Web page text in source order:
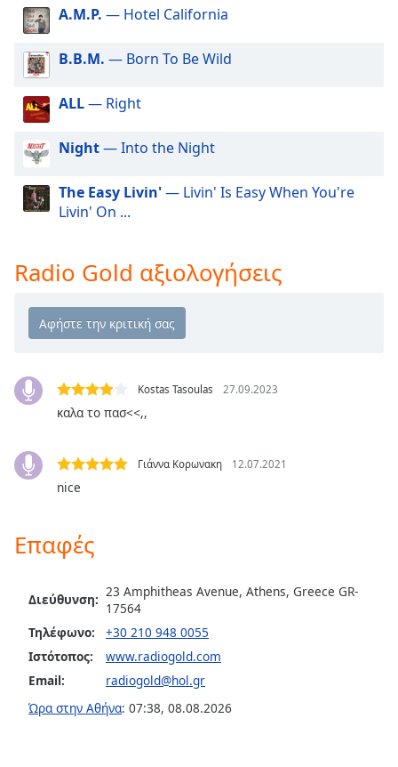
dialog
window.
Escape
and
close
window.
Text
Opacity
Caption
Font
A.M.P. — Hotel California
B.B.M. — Born To Be Wild
ALL— Right
Night— Into the Night
The Easy Livin'— Livin' Is Easy When You're
Livin' On ...
Radio Gold αξιολογήσεις
Kostas Tasoulas 27.09.2023
καλα το πασ<<,,
Γιάννα Κορωνακη 12.07.2021
nice
Επαφές
Διεύθυνση: 23 Amphitheas Avenue, Athens, Greece GR-
17564
Τηλέφωνο:
+30 210 948 0055
Ιστότοπος:
www.radiogold.com
Email:
radiogold@hol.gr
Ώρα στην Αθήνα: 07:38, 08.08.2026